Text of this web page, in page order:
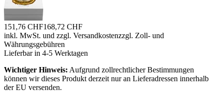
151,76 CHF168,72 CHF
inkl. MwSt. und zzgl. Versandkostenzzgl. Zoll- und
Währungsgebühren
Lieferbar in 4-5 Werktagen
Wichtiger Hinweis: Aufgrund zollrechtlicher Bestimmungen
können wir dieses Produkt derzeit nur an Lieferadressen innerhalb
der EU versenden.